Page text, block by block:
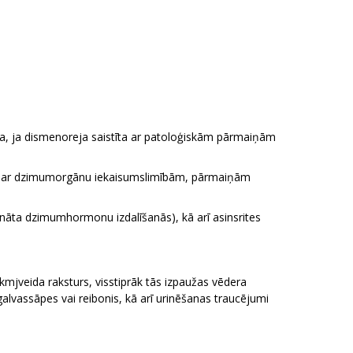
ja dismenoreja saistīta ar patoloģiskām pārmaiņām
dzimumorgānu iekaisumslimībām, pārmaiņām
dzimumhormonu izdalīšanās), kā arī asinsrites
raksturs, visstiprāk tās izpaužas vēdera
vai reibonis, kā arī urinēšanas traucējumi